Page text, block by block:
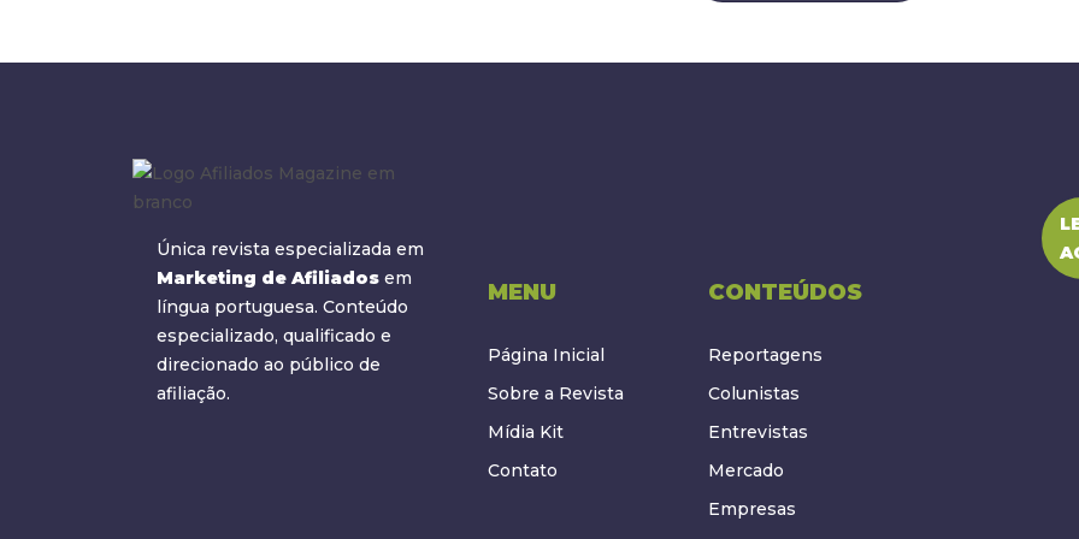
Única revista especializada em
Marketing de Afiliados em
língua portuguesa. Conteúdo
especializado, qualificado e
direcionado ao público de
afiliação.
MENU
Página Inicial
Sobre a Revista
Mídia Kit
Contato
CONTEÚDOS
Reportagens
Colunistas
Entrevistas
Mercado
Empresas